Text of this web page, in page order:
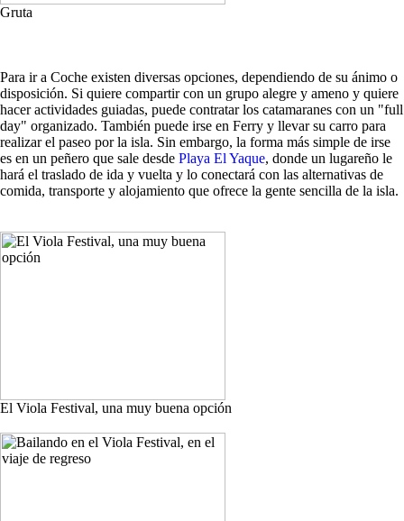
Gruta
Para ir a Coche existen diversas opciones, dependiendo de su ánimo o
disposición. Si quiere compartir con un grupo alegre y ameno y quiere
hacer actividades guiadas, puede contratar los catamaranes con un "full
day" organizado. También puede irse en Ferry y llevar su carro para
realizar el paseo por la isla. Sin embargo, la forma más simple de irse
es en un peñero que sale desde Playa El Yaque, donde un lugareño le
hará el traslado de ida y vuelta y lo conectará con las alternativas de
comida, transporte y alojamiento que ofrece la gente sencilla de la isla.
El Viola Festival, una muy buena opción